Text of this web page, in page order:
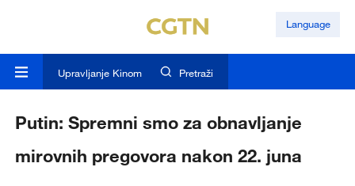
Language
Upravljanje Kinom Pretraži
Putin: Spremni smo za obnavljanje
mirovnih pregovora nakon 22. juna